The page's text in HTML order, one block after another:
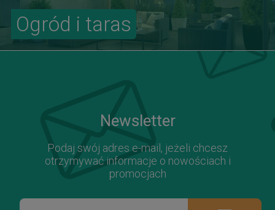
Ogród i taras
Newsletter
Podaj swój adres e-mail, jeżeli chcesz
otrzymywać informacje o nowościach i
promocjach